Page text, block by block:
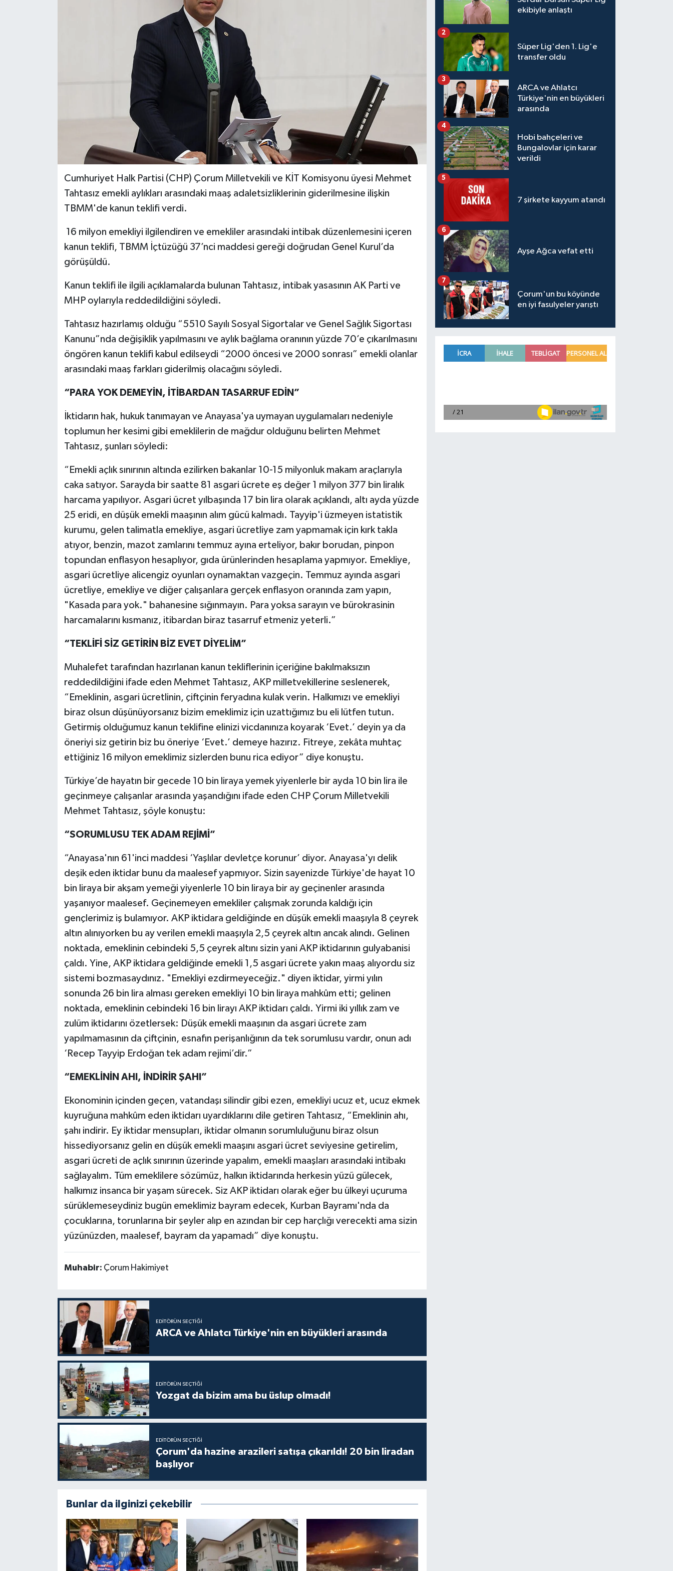
Cumhuriyet Halk Partisi (CHP) Çorum Milletvekili ve KİT Komisyonu üyesi Mehmet
Tahtasız emekli aylıkları arasındaki maaş adaletsizliklerinin giderilmesine ilişkin
TBMM'de kanun teklifi verdi.
16 milyon emekliyi ilgilendiren ve emekliler arasındaki intibak düzenlemesini içeren
kanun teklifi, TBMM İçtüzüğü 37’nci maddesi gereği doğrudan Genel Kurul’da
görüşüldü.
Kanun teklifi ile ilgili açıklamalarda bulunan Tahtasız, intibak yasasının AK Parti ve
MHP oylarıyla reddedildiğini söyledi.
Tahtasız hazırlamış olduğu “5510 Sayılı Sosyal Sigortalar ve Genel Sağlık Sigortası
Kanunu”nda değişiklik yapılmasını ve aylık bağlama oranının yüzde 70’e çıkarılmasını
öngören kanun teklifi kabul edilseydi “2000 öncesi ve 2000 sonrası” emekli olanlar
arasındaki maaş farkları giderilmiş olacağını söyledi.
“PARA YOK DEMEYİN, İTİBARDAN TASARRUF EDİN”
İktidarın hak, hukuk tanımayan ve Anayasa'ya uymayan uygulamaları nedeniyle
toplumun her kesimi gibi emeklilerin de mağdur olduğunu belirten Mehmet
Tahtasız, şunları söyledi:
“Emekli açlık sınırının altında ezilirken bakanlar 10-15 milyonluk makam araçlarıyla
caka satıyor. Sarayda bir saatte 81 asgari ücrete eş değer 1 milyon 377 bin liralık
harcama yapılıyor. Asgari ücret yılbaşında 17 bin lira olarak açıklandı, altı ayda yüzde
25 eridi, en düşük emekli maaşının alım gücü kalmadı. Tayyip'i üzmeyen istatistik
kurumu, gelen talimatla emekliye, asgari ücretliye zam yapmamak için kırk takla
atıyor, benzin, mazot zamlarını temmuz ayına erteliyor, bakır borudan, pinpon
topundan enflasyon hesaplıyor, gıda ürünlerinden hesaplama yapmıyor. Emekliye,
asgari ücretliye alicengiz oyunları oynamaktan vazgeçin. Temmuz ayında asgari
ücretliye, emekliye ve diğer çalışanlara gerçek enflasyon oranında zam yapın,
"Kasada para yok." bahanesine sığınmayın. Para yoksa sarayın ve bürokrasinin
harcamalarını kısmanız, itibardan biraz tasarruf etmeniz yeterli.”
“TEKLİFİ SİZ GETİRİN BİZ EVET DİYELİM”
Muhalefet tarafından hazırlanan kanun tekliflerinin içeriğine bakılmaksızın
reddedildiğini ifade eden Mehmet Tahtasız, AKP milletvekillerine seslenerek,
“Emeklinin, asgari ücretlinin, çiftçinin feryadına kulak verin. Halkımızı ve emekliyi
biraz olsun düşünüyorsanız bizim emeklimiz için uzattığımız bu eli lütfen tutun.
Getirmiş olduğumuz kanun teklifine elinizi vicdanınıza koyarak ‘Evet.’ deyin ya da
öneriyi siz getirin biz bu öneriye ‘Evet.’ demeye hazırız. Fitreye, zekâta muhtaç
ettiğiniz 16 milyon emeklimiz sizlerden bunu rica ediyor” diye konuştu.
Türkiye’de hayatın bir gecede 10 bin liraya yemek yiyenlerle bir ayda 10 bin lira ile
geçinmeye çalışanlar arasında yaşandığını ifade eden CHP Çorum Milletvekili
Mehmet Tahtasız, şöyle konuştu:
“SORUMLUSU TEK ADAM REJİMİ”
“Anayasa'nın 61'inci maddesi ‘Yaşlılar devletçe korunur’ diyor. Anayasa'yı delik
deşik eden iktidar bunu da maalesef yapmıyor. Sizin sayenizde Türkiye'de hayat 10
bin liraya bir akşam yemeği yiyenlerle 10 bin liraya bir ay geçinenler arasında
yaşanıyor maalesef. Geçinemeyen emekliler çalışmak zorunda kaldığı için
gençlerimiz iş bulamıyor. AKP iktidara geldiğinde en düşük emekli maaşıyla 8 çeyrek
altın alınıyorken bu ay verilen emekli maaşıyla 2,5 çeyrek altın ancak alındı. Gelinen
noktada, emeklinin cebindeki 5,5 çeyrek altını sizin yani AKP iktidarının gulyabanisi
çaldı. Yine, AKP iktidara geldiğinde emekli 1,5 asgari ücrete yakın maaş alıyordu siz
sistemi bozmasaydınız. "Emekliyi ezdirmeyeceğiz." diyen iktidar, yirmi yılın
sonunda 26 bin lira alması gereken emekliyi 10 bin liraya mahkûm etti; gelinen
noktada, emeklinin cebindeki 16 bin lirayı AKP iktidarı çaldı. Yirmi iki yıllık zam ve
zulüm iktidarını özetlersek: Düşük emekli maaşının da asgari ücrete zam
yapılmamasının da çiftçinin, esnafın perişanlığının da tek sorumlusu vardır, onun adı
‘Recep Tayyip Erdoğan tek adam rejimi’dir.”
“EMEKLİNİN AHI, İNDİRİR ŞAHI”
Ekonominin içinden geçen, vatandaşı silindir gibi ezen, emekliyi ucuz et, ucuz ekmek
kuyruğuna mahkûm eden iktidarı uyardıklarını dile getiren Tahtasız, “Emeklinin ahı,
şahı indirir. Ey iktidar mensupları, iktidar olmanın sorumluluğunu biraz olsun
hissediyorsanız gelin en düşük emekli maaşını asgari ücret seviyesine getirelim,
asgari ücreti de açlık sınırının üzerinde yapalım, emekli maaşları arasındaki intibakı
sağlayalım. Tüm emeklilere sözümüz, halkın iktidarında herkesin yüzü gülecek,
halkımız insanca bir yaşam sürecek. Siz AKP iktidarı olarak eğer bu ülkeyi uçuruma
sürüklemeseydiniz bugün emeklimiz bayram edecek, Kurban Bayramı'nda da
çocuklarına, torunlarına bir şeyler alıp en azından bir cep harçlığı verecekti ama sizin
yüzünüzden, maalesef, bayram da yapamadı” diye konuştu.
Muhabir: Çorum Hakimiyet
EDITÖRÜN SEÇTIĞI
ARCA ve Ahlatcı Türkiye'nin en büyükleri arasında
EDITÖRÜN SEÇTIĞI
Yozgat da bizim ama bu üslup olmadı!
EDITÖRÜN SEÇTIĞI
Çorum'da hazine arazileri satışa çıkarıldı! 20 bin liradan
başlıyor
Bunlar da ilginizi çekebilir
ekibiyle anlaştı
Süper Lig'den 1. Lig'e
transfer oldu
2
ARCA ve Ahlatcı
Türkiye'nin en büyükleri
arasında
3
Hobi bahçeleri ve
Bungalovlar için karar
verildi
4
7 şirkete kayyum atandı
5
Ayşe Ağca vefat etti
6
Çorum'un bu köyünde
en iyi fasulyeler yarıştı
7